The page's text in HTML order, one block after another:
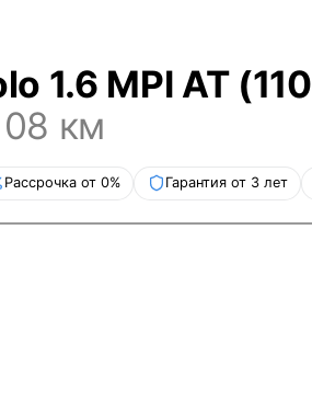
1.6 MPI AT (110
км
Рассрочка от 0% Гарантия от 3 лет